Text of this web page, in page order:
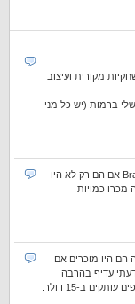
מקורית ועיצוב
ברמות (יש כל מני
להגיד שהרבה אנשים היו מנסים את Castle Crashers ו- Braid אם הם רק לא היו
מכרו כמויות
הם היו מוכרים אם
עדיף בהרבה